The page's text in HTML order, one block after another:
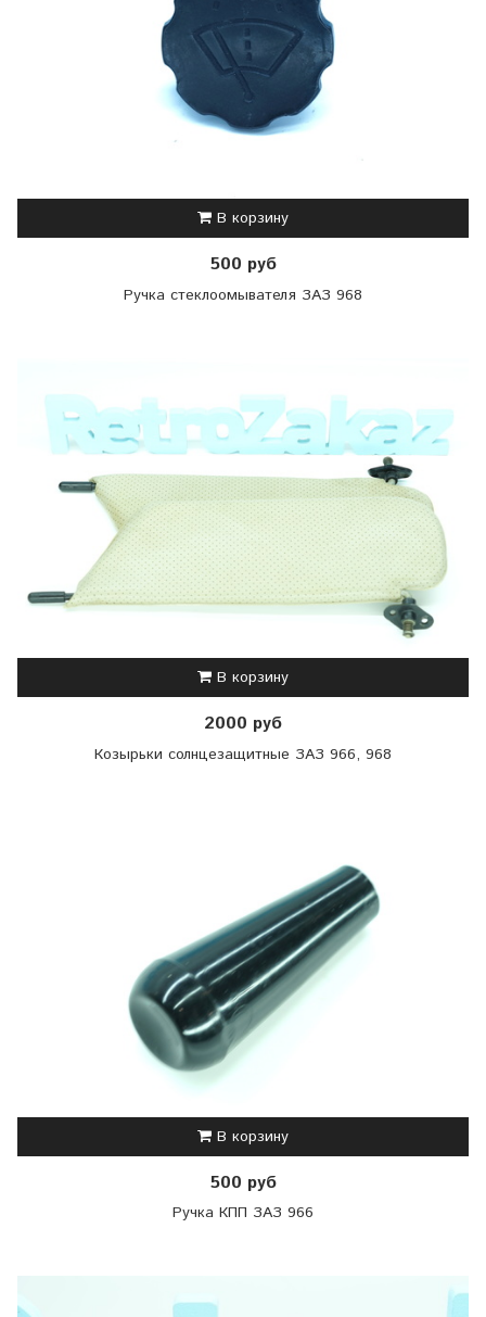
В корзину
500 руб
Ручка стеклоомывателя ЗАЗ 968
В корзину
2000 руб
Козырьки солнцезащитные ЗАЗ 966, 968
В корзину
500 руб
Ручка КПП ЗАЗ 966